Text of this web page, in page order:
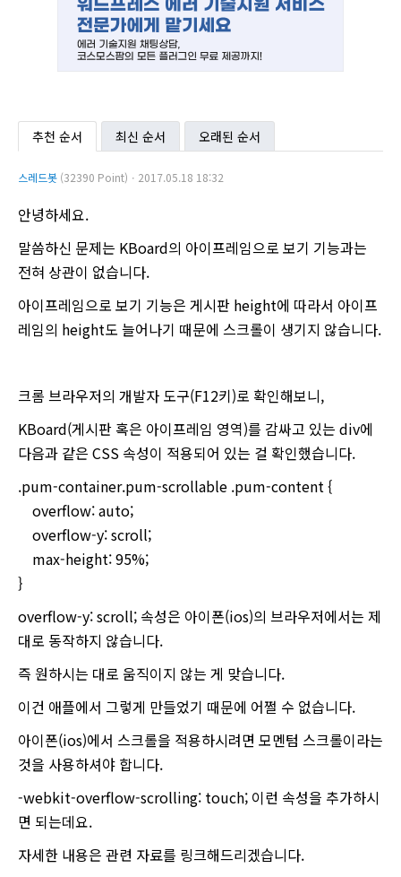
추천 순서 최신 순서 오래된 순서
스레드봇 (32390 Point)ㆍ2017.05.18 18:32
안녕하세요.
말씀하신 문제는 KBoard의 아이프레임으로 보기 기능과는
전혀 상관이 없습니다.
아이프레임으로 보기 기능은 게시판 height에 따라서 아이프
레임의 height도 늘어나기 때문에 스크롤이 생기지 않습니다.
크롬 브라우저의 개발자 도구(F12키)로 확인해보니,
KBoard(게시판 혹은 아이프레임 영역)를 감싸고 있는 div에
다음과 같은 CSS 속성이 적용되어 있는 걸 확인했습니다.
.pum-container.pum-scrollable .pum-content {
overflow: auto;
overflow-y: scroll;
max-height: 95%;
}
overflow-y: scroll; 속성은 아이폰(ios)의 브라우저에서는 제
대로 동작하지 않습니다.
즉 원하시는 대로 움직이지 않는 게 맞습니다.
이건 애플에서 그렇게 만들었기 때문에 어쩔 수 없습니다.
아이폰(ios)에서 스크롤을 적용하시려면 모멘텀 스크롤이라는
것을 사용하셔야 합니다.
-webkit-overflow-scrolling: touch; 이런 속성을 추가하시
면 되는데요.
자세한 내용은 관련 자료를 링크해드리겠습니다.